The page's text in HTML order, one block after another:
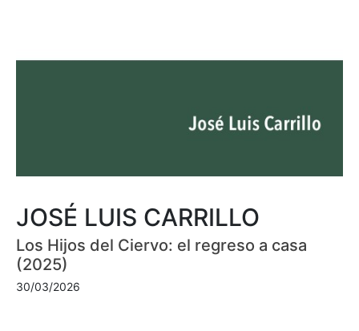
JOSÉ LUIS CARRILLO
Los Hijos del Ciervo: el regreso a casa
(2025)
30/03/2026